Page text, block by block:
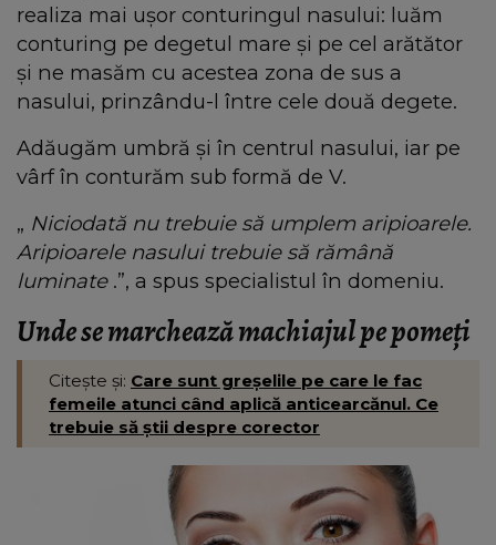
realiza mai ușor conturingul nasului: luăm
conturing pe degetul mare și pe cel arătător
și ne masăm cu acestea zona de sus a
nasului, prinzându-l între cele două degete.
Adăugăm umbră și în centrul nasului, iar pe
vârf în conturăm sub formă de V.
„ Niciodată nu trebuie să umplem aripioarele.
Aripioarele nasului trebuie să rămână
luminate .”, a spus specialistul în domeniu.
Unde se marchează machiajul pe pomeți
Citește și: Care sunt greșelile pe care le fac
femeile atunci când aplică anticearcănul. Ce
trebuie să știi despre corector